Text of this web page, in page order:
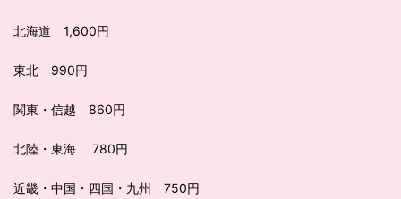
北海道 1,600円
東北 990円
関東・信越 860円
北陸・東海 780円
近畿・中国・四国・九州 750円